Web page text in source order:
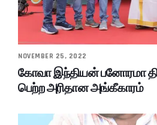
NOVEMBER 25, 2022
கோவா இந்தியன் பனோரமா
பெற்ற அரிதான அங்கீகாரம்